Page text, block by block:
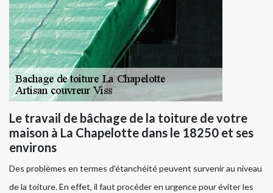
Le travail de bâchage de la toiture de votre
maison à La Chapelotte dans le 18250 et ses
environs
Des problèmes en termes d'étanchéité peuvent survenir au niveau
de la toiture. En effet, il faut procéder en urgence pour éviter les